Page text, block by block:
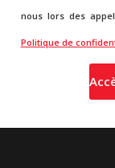
nous lors des
Politique de